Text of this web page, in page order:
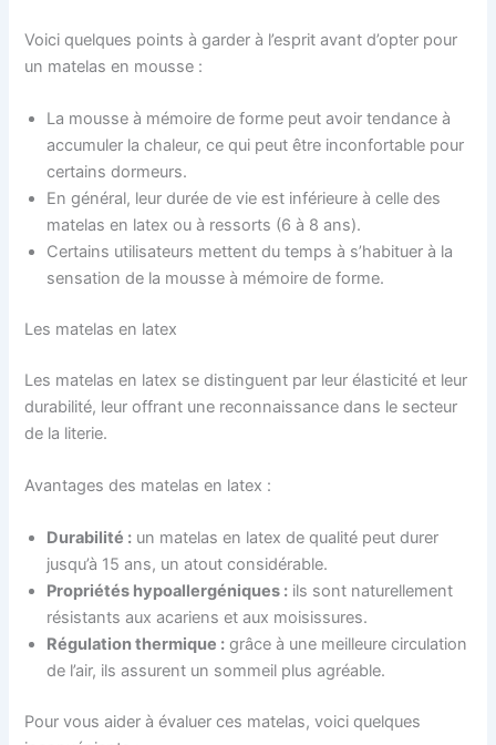
Voici quelques points à garder à l’esprit avant d’opter pour
un matelas en mousse :
La mousse à mémoire de forme peut avoir tendance à
accumuler la chaleur, ce qui peut être inconfortable pour
certains dormeurs.
En général, leur durée de vie est inférieure à celle des
matelas en latex ou à ressorts (6 à 8 ans).
Certains utilisateurs mettent du temps à s’habituer à la
sensation de la mousse à mémoire de forme.
Les matelas en latex
Les matelas en latex se distinguent par leur élasticité et leur
durabilité, leur offrant une reconnaissance dans le secteur
de la literie.
Avantages des matelas en latex :
Durabilité : un matelas en latex de qualité peut durer
jusqu’à 15 ans, un atout considérable.
Propriétés hypoallergéniques : ils sont naturellement
résistants aux acariens et aux moisissures.
Régulation thermique : grâce à une meilleure circulation
de l’air, ils assurent un sommeil plus agréable.
Pour vous aider à évaluer ces matelas, voici quelques